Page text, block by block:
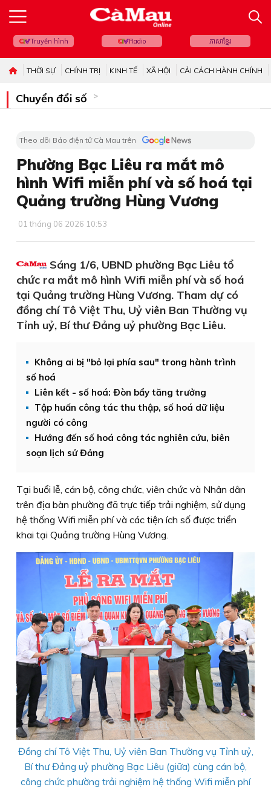
Truyền hình Radio ភាសាខ្មែរ
THỜI SỰ CHÍNH TRỊ KINH TẾ XÃ HỘI CẢI CÁCH HÀNH CHÍNH
Chuyển đổi số
Theo dõi Báo điện tử Cà Mau trên
Phường Bạc Liêu ra mắt mô
hình Wifi miễn phí và số hoá tại
Quảng trường Hùng Vương
01 tháng 06 2026 10:53
Sáng 1/6, UBND phường Bạc Liêu tổ
chức ra mắt mô hình Wifi miễn phí và số hoá
tại Quảng trường Hùng Vương. Tham dự có
đồng chí Tô Việt Thu, Uỷ viên Ban Thường vụ
Tỉnh uỷ, Bí thư Đảng uỷ phường Bạc Liêu.
Không ai bị "bỏ lại phía sau" trong hành trình
số hoá
Liên kết - số hoá: Ðòn bẩy tăng trưởng
Tập huấn công tác thu thập, số hoá dữ liệu
người có công
Hướng đến số hoá công tác nghiên cứu, biên
soạn lịch sử Đảng
Tại buổi lễ, cán bộ, công chức, viên chức và Nhân dân
trên địa bàn phường đã trực tiếp trải nghiệm, sử dụng
hệ thống Wifi miễn phí và các tiện ích số được triển
khai tại Quảng trường Hùng Vương.
Đồng chí Tô Việt Thu, Uỷ viên Ban Thường vụ Tỉnh uỷ,
Bí thư Đảng uỷ phường Bạc Liêu (giữa) cùng cán bộ,
công chức phường trải nghiệm hệ thống Wifi miễn phí